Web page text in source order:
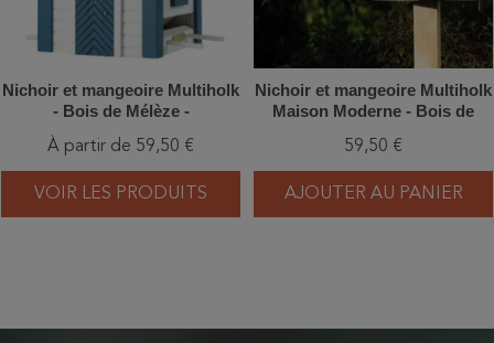
Nichoir et mangeoire Multiholk
- Bois de Mélèze -
Vert/Bleu/Bleu et blanc/Gris
À partir de 59,50 €
VOIR LES PRODUITS
Nichoir et mangeoire Multiholk
Maison Moderne - Bois de
59,50 €
AJOUTER AU PANIER